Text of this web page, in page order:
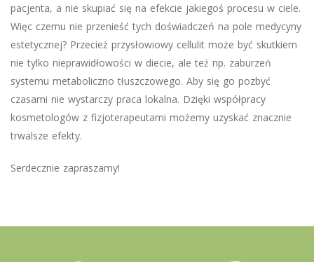
pacjenta, a nie skupiać się na efekcie jakiegoś procesu w ciele.
Więc czemu nie przenieść tych doświadczeń na pole medycyny
estetycznej? Przecież przysłowiowy cellulit może być skutkiem
nie tylko nieprawidłowości w diecie, ale też np. zaburzeń
systemu metaboliczno tłuszczowego. Aby się go pozbyć
czasami nie wystarczy praca lokalna. Dzięki współpracy
kosmetologów z fizjoterapeutami możemy uzyskać znacznie
trwalsze efekty.
Serdecznie zapraszamy!